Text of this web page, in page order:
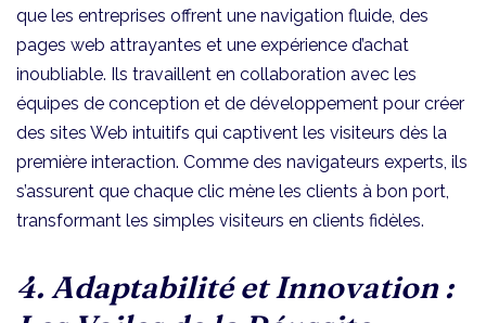
que les entreprises offrent une navigation fluide, des
pages web attrayantes et une expérience d’achat
inoubliable. Ils travaillent en collaboration avec les
équipes de conception et de développement pour créer
des sites Web intuitifs qui captivent les visiteurs dès la
première interaction. Comme des navigateurs experts, ils
s’assurent que chaque clic mène les clients à bon port,
transformant les simples visiteurs en clients fidèles.
4. Adaptabilité et Innovation :